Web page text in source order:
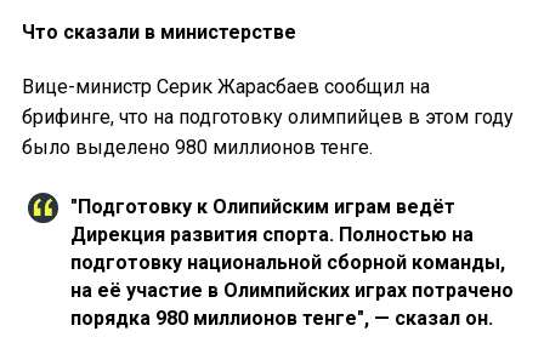
Что сказали в министерстве
Вице-министр Серик Жарасбаев сообщил на
брифинге, что на подготовку олимпийцев в этом году
было выделено 980 миллионов тенге.
"Подготовку к Олипийским играм ведёт
Дирекция развития спорта. Полностью на
подготовку национальной сборной команды,
на её участие в Олимпийских играх потрачено
порядка 980 миллионов тенге", — сказал он.